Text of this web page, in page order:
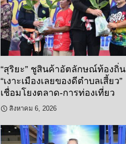
“สุริยะ” ชูสินค้าอัตลักษณ์ท้องถิ่น
“เงาะเมืองเลยของดีตำบลเสี้ยว”
เชื่อมโยงตลาด-การท่องเที่ยว
สิงหาคม 6, 2026